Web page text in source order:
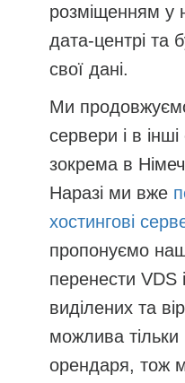
розміщенням у
дата-центрі та
свої дані.
Ми
сервери і в
зокрема в
Наразі ми вже
хостингові
пропонуємо
перенести VDS
виділених та
можлива тільки
орендаря, тож